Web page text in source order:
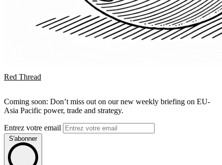
Red Thread
Coming soon: Don’t miss out on our new weekly briefing on EU-
Asia Pacific power, trade and strategy.
Entrez votre email
S'abonner